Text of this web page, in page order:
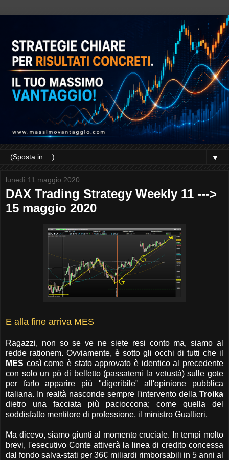
▼
lunedì 11 maggio 2020
DAX Trading Strategy Weekly 11 --->
15 maggio 2020
E alla fine arriva MES
Ragazzi, non so se ve ne siete resi conto ma, siamo al
redde rationem. Ovviamente, è sotto gli occhi di tutti che il
MES così come è stato approvato è identico al precedente
con solo un pò di belletto (passatemi la vetustà) sulle gote
per farlo apparire più "digeribile" all'opinione pubblica
italiana. In realtà nasconde sempre l'intervento della Troika
dietro una facciata più pacioccona; come quella del
soddisfatto mentitore di professione, il ministro Gualtieri.
Ma dicevo, siamo giunti al momento cruciale. In tempi molto
brevi, l'esecutivo Conte attiverà la linea di credito concessa
dal fondo salva-stati per 36€ miliardi rimborsabili in 5 anni al